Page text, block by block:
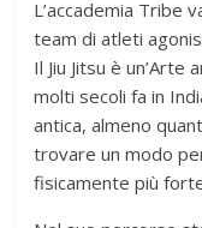
L’accademia Tribe
team di atleti
Il Jiu Jitsu è un’Arte
molti secoli fa in
antica, almeno
trovare un modo
fisicamente più